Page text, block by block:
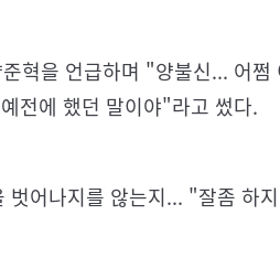
혁을 언급하며 "양불신... 어
전에 했던 말이야"라고 썼다.
벗어나지를 않는지... "잘좀 하